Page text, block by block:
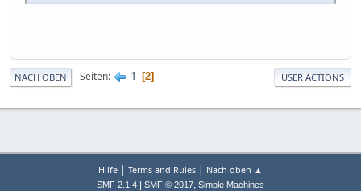
NACH OBEN Seiten 1 2 USER ACTIONS
Hilfe | Terms and Rules | Nach oben ▲
SMF 2.1.4 SMF © 2017, Simple Machines